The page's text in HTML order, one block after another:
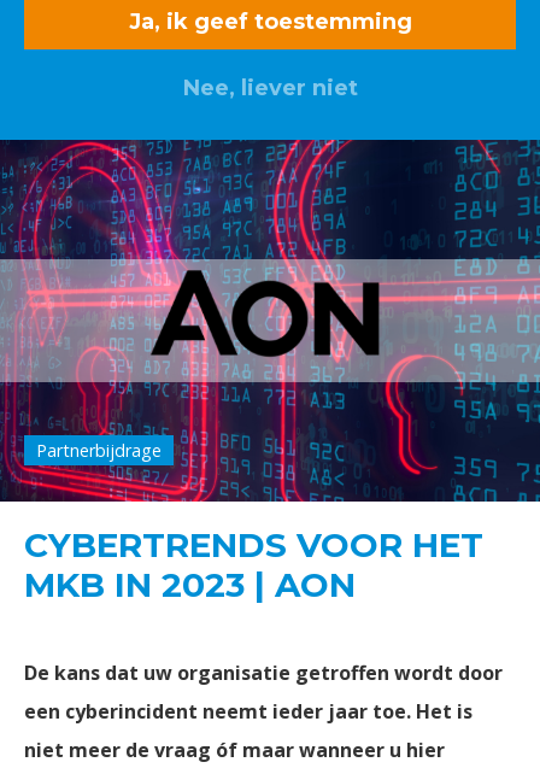
Ja, ik geef toestemming
Nee, liever niet
Partnerbijdrage
CYBERTRENDS VOOR HET
MKB IN 2023 | AON
De kans dat uw organisatie getroffen wordt door
een cyberincident neemt ieder jaar toe. Het is
niet meer de vraag óf maar wanneer u hier